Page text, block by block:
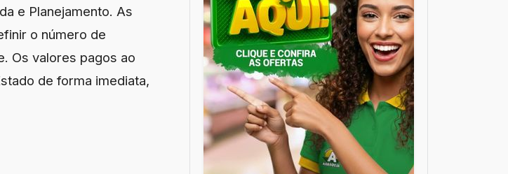
e Planejamento. As
o número de
Os valores pagos ao
de forma imediata,